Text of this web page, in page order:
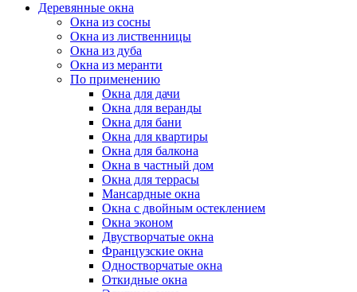
Деревянные окна
Окна из сосны
Окна из лиственницы
Окна из дуба
Окна из меранти
По применению
Окна для дачи
Окна для веранды
Окна для бани
Окна для квартиры
Окна для балкона
Окна в частный дом
Окна для террасы
Мансардные окна
Окна с двойным остеклением
Окна эконом
Двустворчатые окна
Французские окна
Одностворчатые окна
Откидные окна